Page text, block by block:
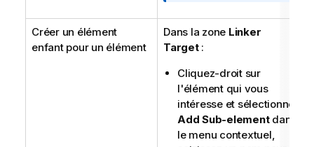
o
n
s
Créer un élément
enfant pour un élément
Dans la zone Linker
Target:
Cliquez-droit sur
l'élément qui vous
intéresse et sélectionnez
Add Sub-elementdans
le menu contextuel,